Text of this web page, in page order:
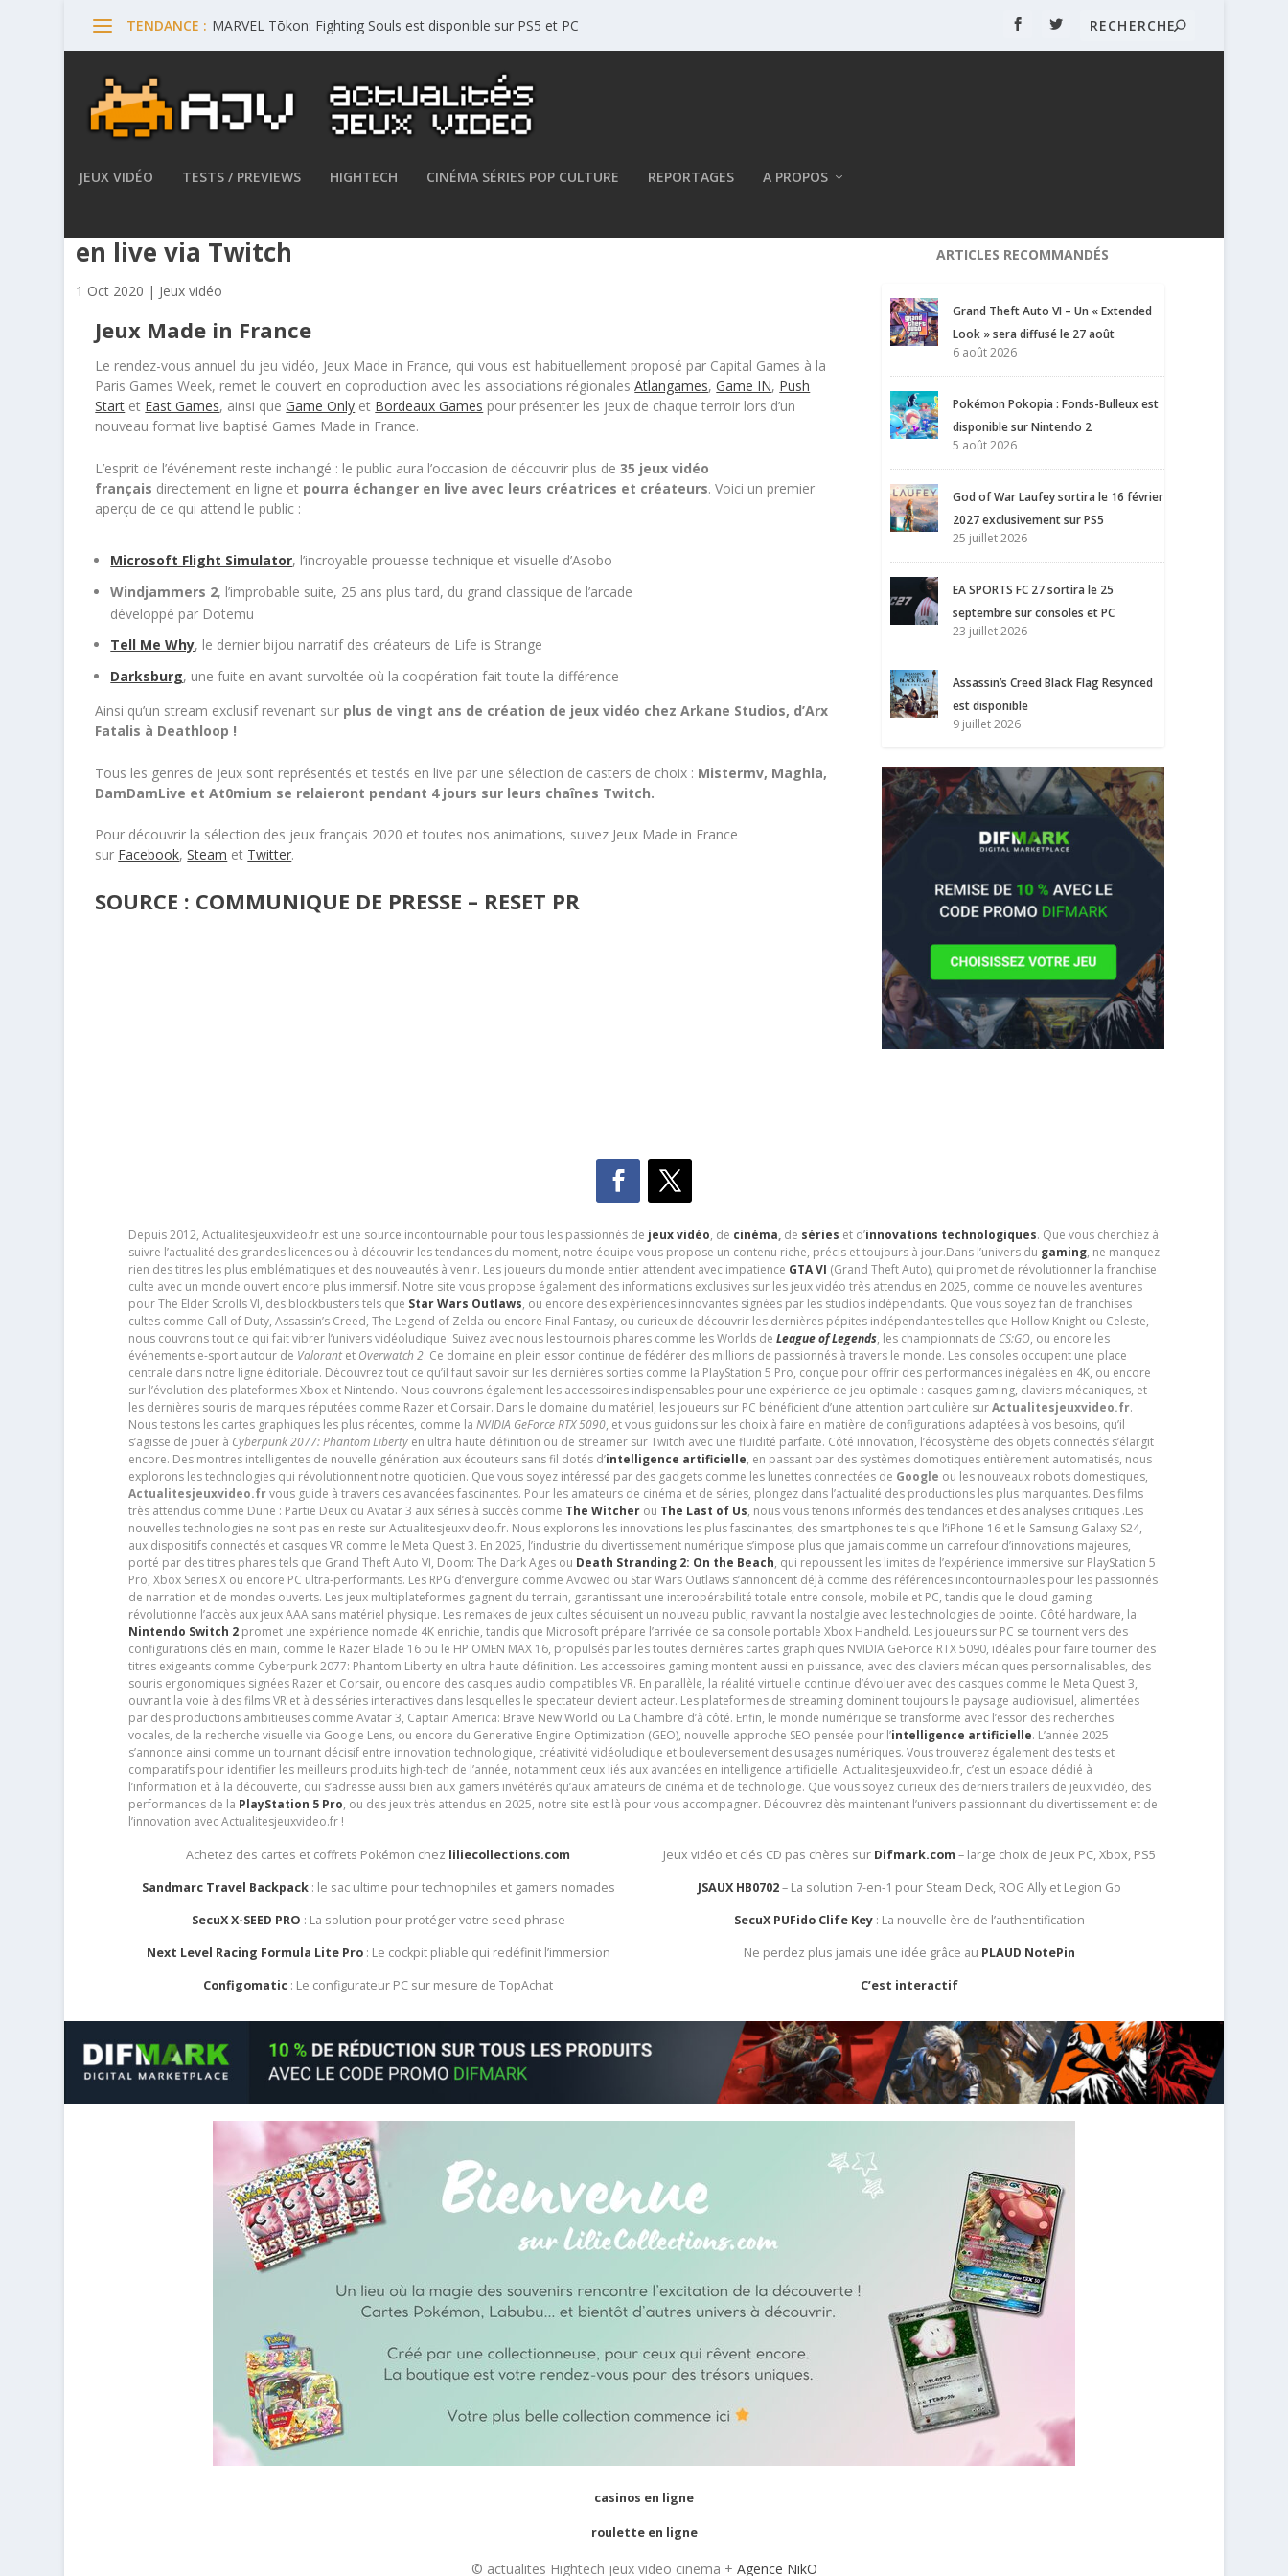
TENDANCE : MARVEL Tōkon: Fighting Souls est disponible sur PS5 et PC
JEUX VIDÉO TESTS / PREVIEWS HIGHTECH CINÉMA SÉRIES POP CULTURE REPORTAGES A PROPOS
en live via Twitch
1 Oct 2020 | Jeux vidéo
Jeux Made in France
Le rendez-vous annuel du jeu vidéo, Jeux Made in France, qui vous est habituellement proposé par Capital Games à la
Paris Games Week, remet le couvert en coproduction avec les associations régionalesAtlangames,Game IN, Push
Start et East Games, ainsi queGame Only et Bordeaux Games pour présenter les jeux de chaque terroir lors d’un
nouveau format live baptisé Games Made in France.
L’esprit de l’événement reste inchangé : le public aura l’occasion de découvrir plus de35 jeux vidéo
français directement en ligne et pourra échanger en live avec leurs créatrices et créateurs. Voici un premier
aperçu de ce qui attend le public :
Microsoft Flight Simulator, l’incroyable prouesse technique et visuelle d’Asobo
Windjammers 2, l’improbable suite, 25 ans plus tard, du grand classique de l’arcade
développé par Dotemu
Tell Me Why, le dernier bijou narratif des créateurs de Life is Strange
Darksburg, une fuite en avant survoltée où la coopération fait toute la différence
Ainsi qu’un stream exclusif revenant sur plus de vingt ans de création de jeux vidéo chez Arkane Studios, d’Arx
Fatalis à Deathloop !
Tous les genres de jeux sont représentés et testés en live par une sélection de casters de choix : Mistermv, Maghla,
DamDamLive et At0mium se relaieront pendant 4 jours sur leurs chaînes Twitch.
Pour découvrir la sélection des jeux français 2020 et toutes nos animations, suivez Jeux Made in France
sur Facebook,Steam et Twitter.
SOURCE : COMMUNIQUE DE PRESSE – RESET PR
ARTICLES RECOMMANDÉS
Grand Theft Auto VI – Un « Extended
Look » sera diffusé le 27 août
6 août 2026
Pokémon Pokopia : Fonds-Bulleux est
disponible sur Nintendo 2
5 août 2026
God of War Laufey sortira le 16 février
2027 exclusivement sur PS5
25 juillet 2026
EA SPORTS FC 27 sortira le 25
septembre sur consoles et PC
23 juillet 2026
Assassin’s Creed Black Flag Resynced
est disponible
9 juillet 2026
Depuis 2012, Actualitesjeuxvideo.fr est une source incontournable pour tous les passionnés de jeux vidéo, de cinéma,de séries et d’innovations technologiques. Que vous cherchiez à
suivre l’actualité des grandes licences ou à découvrir les tendances du moment, notre équipe vous propose un contenu riche, précis et toujours à jour.Dans l’univers du gaming, ne manquez
rien des titres les plus emblématiques et des nouveautés à venir. Les joueurs du monde entier attendent avec impatience GTA VI (Grand Theft Auto), qui promet de révolutionner la franchise
culte avec un monde ouvert encore plus immersif. Notre site vous propose également des informations exclusives sur les jeux vidéo très attendus en 2025, comme de nouvelles aventures
pour The Elder Scrolls VI, des blockbusters tels que Star Wars Outlaws, ou encore des expériences innovantes signées par les studios indépendants. Que vous soyez fan de franchises
cultes comme Call of Duty, Assassin’s Creed, The Legend of Zelda ou encore Final Fantasy, ou curieux de découvrir les dernières pépites indépendantes telles que Hollow Knight ou Celeste,
nous couvrons tout ce qui fait vibrer l’univers vidéoludique. Suivez avec nous les tournois phares comme les Worlds de League of Legends, les championnats de CS:GO, ou encore les
événements e-sport autour de Valorantet Overwatch 2. Ce domaine en plein essor continue de fédérer des millions de passionnés à travers le monde. Les consoles occupent une place
centrale dans notre ligne éditoriale. Découvrez tout ce qu’il faut savoir sur les dernières sorties comme la PlayStation 5 Pro, conçue pour offrir des performances inégalées en 4K, ou encore
sur l’évolution des plateformes Xbox et Nintendo. Nous couvrons également les accessoires indispensables pour une expérience de jeu optimale : casques gaming, claviers mécaniques, et
les dernières souris de marques réputées comme Razer et Corsair. Dans le domaine du matériel, les joueurs sur PC bénéficient d’une attention particulière surActualitesjeuxvideo.fr.
Nous testons les cartes graphiques les plus récentes, comme la NVIDIA GeForce RTX 5090, et vous guidons sur les choix à faire en matière de configurations adaptées à vos besoins, qu’il
s’agisse de jouer à Cyberpunk 2077: Phantom Libertyen ultra haute définition ou de streamer sur Twitch avec une fluidité parfaite. Côté innovation, l’écosystème des objets connectés s’élargit
encore. Des montres intelligentes de nouvelle génération aux écouteurs sans fil dotés d’intelligence artificielle, en passant par des systèmes domotiques entièrement automatisés, nous
explorons les technologies qui révolutionnent notre quotidien. Que vous soyez intéressé par des gadgets comme les lunettes connectées de Google ou les nouveaux robots domestiques,
Actualitesjeuxvideo.frvous guide à travers ces avancées fascinantes. Pour les amateurs de cinéma et de séries, plongez dans l’actualité des productions les plus marquantes. Des films
très attendus comme Dune : Partie Deux ou Avatar 3 aux séries à succès comme The Witcherou The Last of Us, nous vous tenons informés des tendances et des analyses critiques .Les
nouvelles technologies ne sont pas en reste sur Actualitesjeuxvideo.fr. Nous explorons les innovations les plus fascinantes, des smartphones tels que l’iPhone 16 et le Samsung Galaxy S24,
aux dispositifs connectés et casques VR comme le Meta Quest 3. En 2025, l’industrie du divertissement numérique s’impose plus que jamais comme un carrefour d’innovations majeures,
porté par des titres phares tels que Grand Theft Auto VI, Doom: The Dark Ages ou Death Stranding 2: On the Beach, qui repoussent les limites de l’expérience immersive sur PlayStation 5
Pro, Xbox Series X ou encore PC ultra-performants. Les RPG d’envergure comme Avowed ou Star Wars Outlaws s’annoncent déjà comme des références incontournables pour les passionnés
de narration et de mondes ouverts. Les jeux multiplateformes gagnent du terrain, garantissant une interopérabilité totale entre console, mobile et PC, tandis que le cloud gaming
révolutionne l’accès aux jeux AAA sans matériel physique. Les remakes de jeux cultes séduisent un nouveau public, ravivant la nostalgie avec les technologies de pointe. Côté hardware, la
Nintendo Switch 2promet une expérience nomade 4K enrichie, tandis que Microsoft prépare l’arrivée de sa console portable Xbox Handheld. Les joueurs sur PC se tournent vers des
configurations clés en main, comme le Razer Blade 16 ou le HP OMEN MAX 16, propulsés par les toutes dernières cartes graphiques NVIDIA GeForce RTX 5090, idéales pour faire tourner des
titres exigeants comme Cyberpunk 2077: Phantom Liberty en ultra haute définition. Les accessoires gaming montent aussi en puissance, avec des claviers mécaniques personnalisables, des
souris ergonomiques signées Razer et Corsair, ou encore des casques audio compatibles VR. En parallèle, la réalité virtuelle continue d’évoluer avec des casques comme le Meta Quest 3,
ouvrant la voie à des films VR et à des séries interactives dans lesquelles le spectateur devient acteur. Les plateformes de streaming dominent toujours le paysage audiovisuel, alimentées
par des productions ambitieuses comme Avatar 3, Captain America: Brave New World ou La Chambre d’à côté. Enfin, le monde numérique se transforme avec l’essor des recherches
vocales, de la recherche visuelle via Google Lens, ou encore du Generative Engine Optimization (GEO), nouvelle approche SEO pensée pour l’intelligence artificielle. L’année 2025
s’annonce ainsi comme un tournant décisif entre innovation technologique, créativité vidéoludique et bouleversement des usages numériques. Vous trouverez également des tests et
comparatifs pour identifier les meilleurs produits high-tech de l’année, notamment ceux liés aux avancées en intelligence artificielle. Actualitesjeuxvideo.fr, c’est un espace dédié à
l’information et à la découverte, qui s’adresse aussi bien aux gamers invétérés qu’aux amateurs de cinéma et de technologie. Que vous soyez curieux des derniers trailers de jeux vidéo, des
performances de la PlayStation 5 Pro, ou des jeux très attendus en 2025, notre site est là pour vous accompagner. Découvrez dès maintenant l’univers passionnant du divertissement et de
l’innovation avec Actualitesjeuxvideo.fr !
Achetez des cartes et coffrets Pokémon chez liliecollections.com
Sandmarc Travel Backpack: le sac ultime pour technophiles et gamers nomades
SecuX X-SEED PRO : La solution pour protéger votre seed phrase
Next Level Racing Formula Lite Pro: Le cockpit pliable qui redéfinit l’immersion
Configomatic : Le configurateur PC sur mesure de TopAchat
Jeux vidéo et clés CD pas chères sur Difmark.com – large choix de jeux PC, Xbox, PS5
JSAUX HB0702– La solution 7-en-1 pour Steam Deck, ROG Ally et Legion Go
SecuX PUFido Clife Key : La nouvelle ère de l’authentification
Ne perdez plus jamais une idée grâce au PLAUD NotePin
C’est interactif
casinos en ligne
roulette en ligne
© actualites Hightech jeux video cinema + Agence NikO